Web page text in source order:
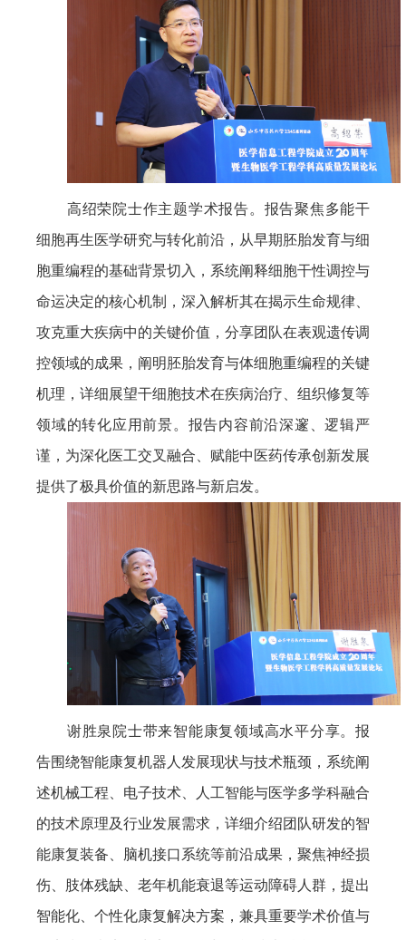
高绍荣院士作主题学术报告。报告聚焦多能干
细胞再生医学研究与转化前沿，从早期胚胎发育与细
胞重编程的基础背景切入，系统阐释细胞干性调控与
命运决定的核心机制，深入解析其在揭示生命规律、
攻克重大疾病中的关键价值，分享团队在表观遗传调
控领域的成果，阐明胚胎发育与体细胞重编程的关键
机理，详细展望干细胞技术在疾病治疗、组织修复等
领域的转化应用前景。报告内容前沿深邃、逻辑严
谨，为深化医工交叉融合、赋能中医药传承创新发展
提供了极具价值的新思路与新启发。
谢胜泉院士带来智能康复领域高水平分享。报
告围绕智能康复机器人发展现状与技术瓶颈，系统阐
述机械工程、电子技术、人工智能与医学多学科融合
的技术原理及行业发展需求，详细介绍团队研发的智
能康复装备、脑机接口系统等前沿成果，聚焦神经损
伤、肢体残缺、老年机能衰退等运动障碍人群，提出
智能化、个性化康复解决方案，兼具重要学术价值与